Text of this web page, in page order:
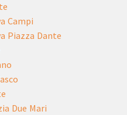
Campi
Piazza Dante
Due Mari